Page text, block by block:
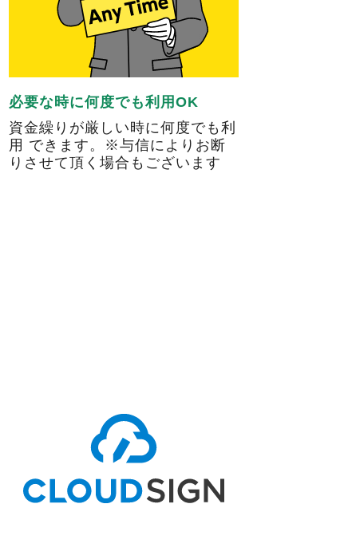
必要な時に何度でも利用OK
資金繰りが厳しい時に何度でも利
用 できます。※与信によりお断
りさせて頂く場合もございます